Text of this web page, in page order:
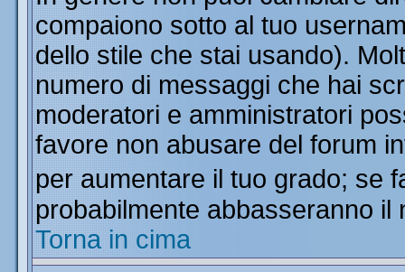
compaiono sotto al tuo
dello stile che stai usando).
numero di messaggi che hai
moderatori e amministratori
favore non abusare del forum
per aumentare il tuo grado; se
probabilmente abbasseranno il
Torna in cima